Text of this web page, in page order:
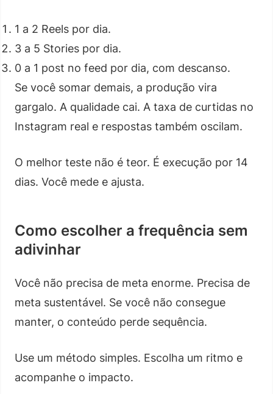
1 a 2 Reels por dia.
3 a 5 Stories por dia.
0 a 1 post no feed por dia, com descanso.
Se você somar demais, a produção vira
gargalo. A qualidade cai. A taxa de curtidas no
Instagram real e respostas também oscilam.
O melhor teste não é teor. É execução por 14
dias. Você mede e ajusta.
Como escolher a frequência sem
adivinhar
Você não precisa de meta enorme. Precisa de
meta sustentável. Se você não consegue
manter, o conteúdo perde sequência.
Use um método simples. Escolha um ritmo e
acompanhe o impacto.